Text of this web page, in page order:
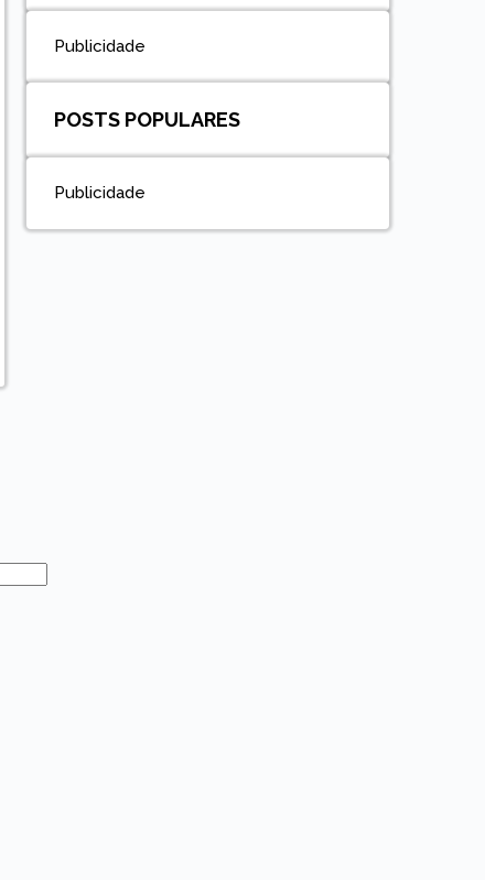
Publicidade
POSTS POPULARES
Publicidade